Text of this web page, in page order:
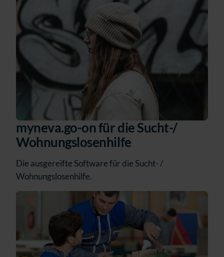
myneva.go-on für die Sucht-/
Wohnungslosenhilfe
Die ausgereifte Software für die Sucht- /
Wohnungslosenhilfe.